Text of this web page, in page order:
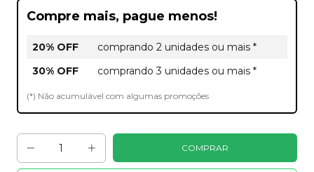
Compre mais, pague menos!
20% OFF
comprando 2 unidades ou mais *
30% OFF
comprando 3 unidades ou mais *
(*) Não acumulável com algumas promoções